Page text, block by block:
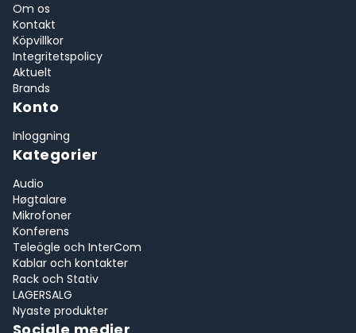
Om os
Kontakt
Köpvillkor
Integritetspolicy
Aktuelt
Brands
Konto
Inloggning
Kategorier
Audio
Høgtalare
Mikrofoner
Konferens
Teleögle och InterCom
Kablar och kontakter
Rack och Stativ
LAGERSALG
Nyaste produkter